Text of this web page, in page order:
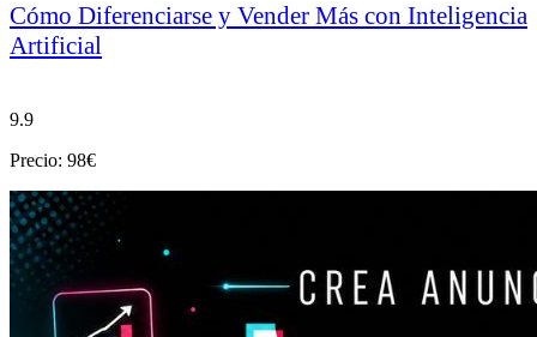
Cómo Diferenciarse y Vender Más con Inteligencia
Artificial
9.9
Precio: 98€